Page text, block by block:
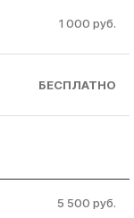
1 000 руб.
БЕСПЛАТНО
5 500 руб.